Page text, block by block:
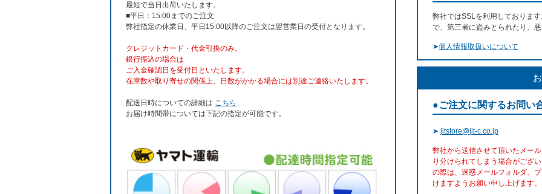
最短で当日出荷いたします。
■平日：15:00までのご注文
弊社指定の休業日、平日15:00以降のご注文は翌営業日の受付となります。
クレジットカード・代金引換のみ。
銀行振込の場合は
ご入金確認日を受付日といたします。
在庫数や取り寄せの関係上、日数がかかる場合には別途ご連絡いたします。
配送日時についての詳細は こちら
お届け時間帯については下記の指定が可能です。
弊社ではSSLを利用しておりま
で、第三者に盗みとられたり、
➤個人情報取扱いについて
●ご注文に関するお問い
➤ jitstore@jit-c.co.jp
弊社から送信させて頂いたメー
り分けられてしまう場合がござ
の際は、迷惑メールフォルダ、
けますようお願い申し上げます。